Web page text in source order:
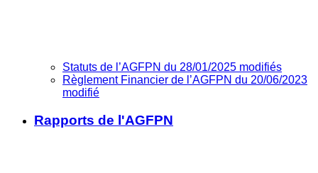
Statuts de l’AGFPN du 28/01/2025 modifiés
Règlement Financier de l’AGFPN du 20/06/2023
modifié
Rapports de l'AGFPN